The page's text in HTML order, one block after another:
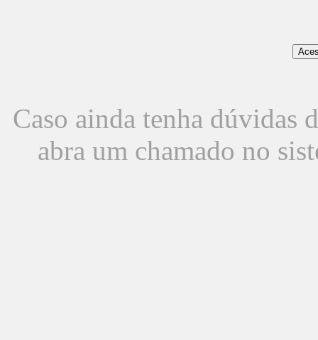
Caso ainda tenha dúvidas
abra um chamado no